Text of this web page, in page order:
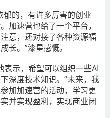
的，有许多厉害的创业
加速营也给了一个平台，
意，还对接了各种资源福
长。”漆星感慨。
示，希望可以组织一些AI
深度技术知识。“未来，我
加加速营的活动，学习更
并实现盈利，实现商业闭